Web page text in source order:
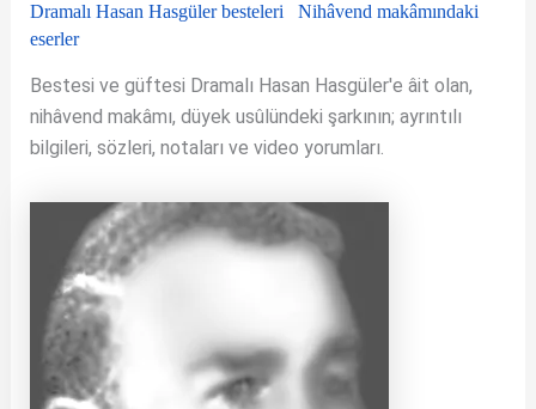
Dramalı Hasan Hasgüler besteleri
Nihâvend makâmındaki
eserler
Bestesi ve güftesi Dramalı Hasan Hasgüler'e âit olan,
nihâvend makâmı, düyek usûlündeki şarkının; ayrıntılı
bilgileri, sözleri, notaları ve video yorumları.